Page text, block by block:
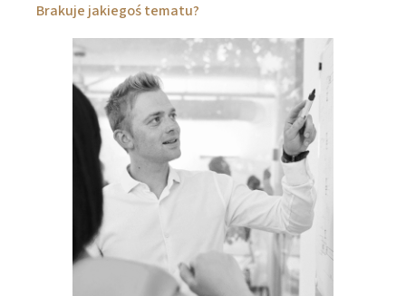
Brakuje jakiegoś tematu?